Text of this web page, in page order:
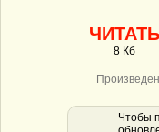
ЧИТАТЬ
8 Кб
Чтобы